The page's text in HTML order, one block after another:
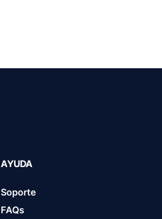
AYUDA
Soporte
FAQs